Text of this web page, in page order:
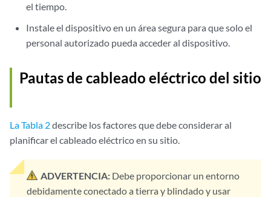
el tiempo.
Instale el dispositivo en un área segura para que solo el
personal autorizado pueda acceder al dispositivo.
Pautas de cableado eléctrico del sitio
La Tabla 2describe los factores que debe considerar al
planificar el cableado eléctrico en su sitio.
ADVERTENCIA: Debe proporcionar un entorno
debidamente conectado a tierra y blindado y usar